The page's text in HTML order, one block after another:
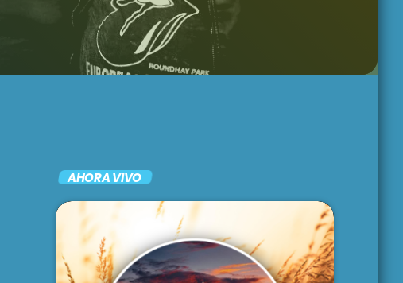
3:00 pm - 5:00 pm
AHORA VIVO